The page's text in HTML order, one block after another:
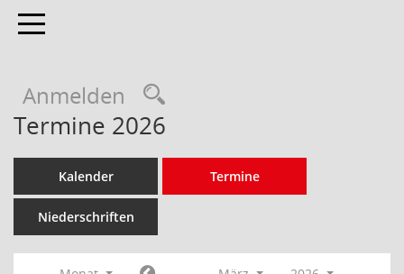
Toggle navigation
Anmelden
Termine 2026
Kalender Termine
Niederschriften